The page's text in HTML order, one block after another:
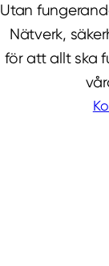
Utan
Nätverk,
för att allt ska